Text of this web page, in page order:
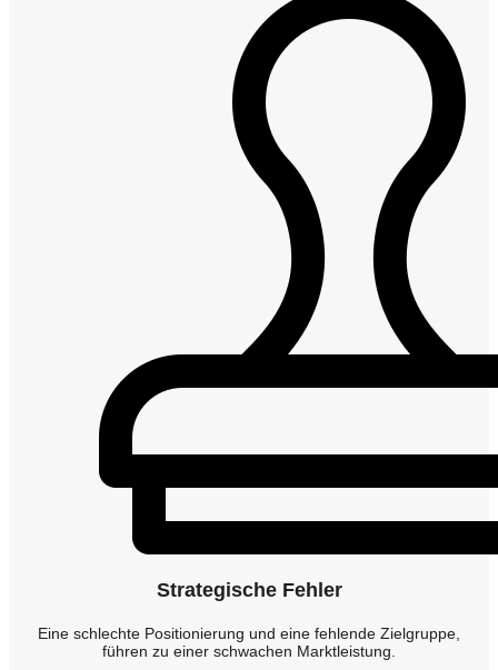
Strategische Fehler
Eine schlechte Positionierung und eine fehlende Zielgruppe,
führen zu einer schwachen Marktleistung.